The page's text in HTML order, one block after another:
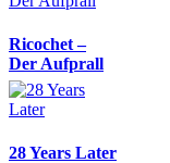
Ricochet –
Der Aufprall
28 Years Later